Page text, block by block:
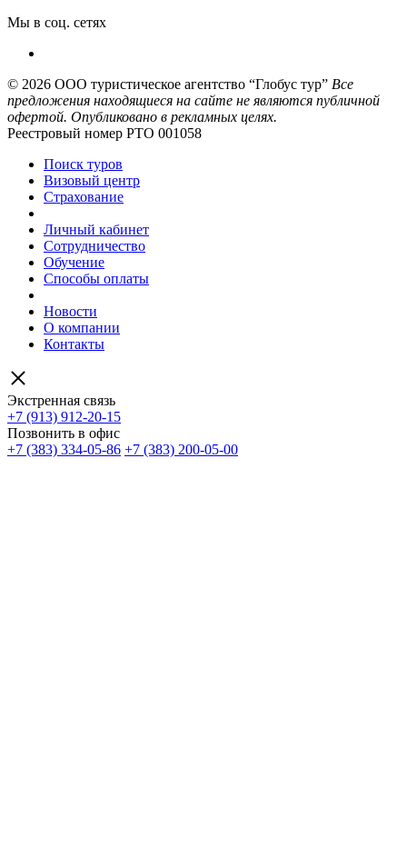
Мы в соц. сетях
© 2026 ООО туристическое агентство “Глобус тур” Все
предложения находящиеся на сайте не являются публичной
офертой. Опубликовано в рекламных целях.
Реестровый номер РТО 001058
Поиск туров
Визовый центр
Страхование
Личный кабинет
Сотрудничество
Обучение
Способы оплаты
Новости
О компании
Контакты
Экстренная связь
+7 (913) 912-20-15
Позвонить в офис
+7 (383) 334-05-86 +7 (383) 200-05-00